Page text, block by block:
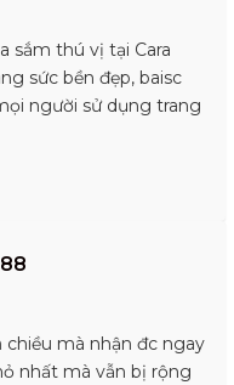
sắm thú vị tại Cara
sức bền đẹp, baisc
người sử dụng trang
chiều mà nhận đc ngay
nhất mà vẫn bị rộng